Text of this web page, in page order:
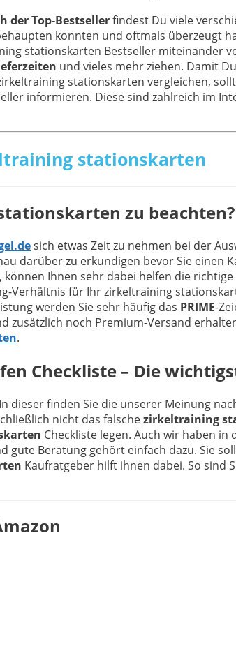
der Top-Bestsellerfindest Du viele
konnten und oftmals überzeugt
stationskarten Bestseller miteinander
und vieles mehr ziehen. Damit
stationskarten vergleichen,
informieren. Diese sind zahlreich im
stationskarten
zu beachten?
sich etwas Zeit zu nehmen bei der
darüber zu erkundigen bevor Sie einen
Ihnen sehr dabei helfen die
Verhältnis für Ihr zirkeltraining
werden Sie sehr häufig das PRIME-
zusätzlich noch Premium-Versand
.
Checkliste – Die
dieser finden Sie die unserer Meinung
nicht das falschezirkeltraining
Checkliste legen. Auch wir haben
gute Beratung gehört einfach dazu. Sie
Kaufratgeber hilft ihnen dabei. So sind